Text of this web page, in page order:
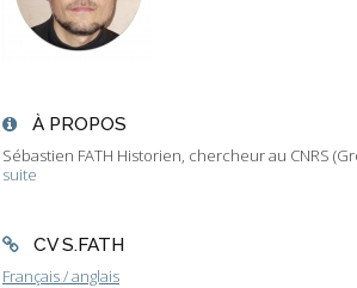
À PROPOS
Sébastien FATH Historien, chercheur au CNRS
suite
CV S.FATH
Français / anglais